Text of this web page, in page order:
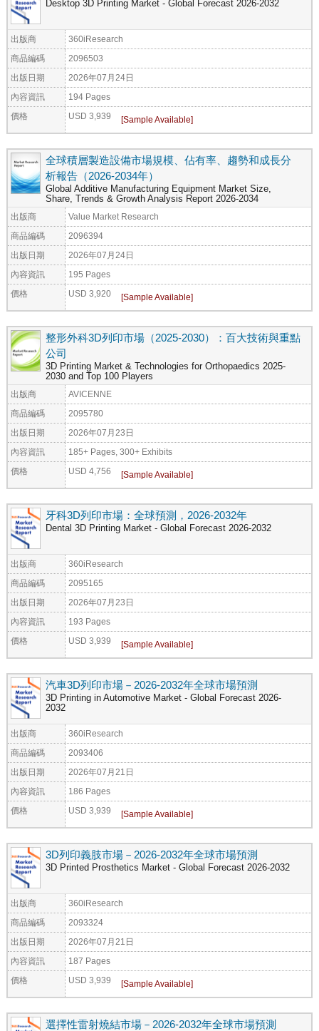
Desktop 3D Printing Market - Global Forecast 2026-2032
出版商 360iResearch
商品編碼 2096503
出版日期 2026年07月24日
內容資訊 194 Pages
價格 USD 3,939
全球積層製造設備市場規模、佔有率、趨勢和成長分
析報告（2026-2034年）
Global Additive Manufacturing Equipment Market Size,
Share, Trends & Growth Analysis Report 2026-2034
出版商 Value Market Research
商品編碼 2096394
出版日期 2026年07月24日
內容資訊 195 Pages
價格 USD 3,920
整形外科3D列印市場（2025-2030）：百大技術與重點
公司
3D Printing Market & Technologies for Orthopaedics 2025-
2030 and Top 100 Players
出版商 AVICENNE
商品編碼 2095780
出版日期 2026年07月23日
內容資訊 185+ Pages, 300+ Exhibits
價格 USD 4,756
牙科3D列印市場：全球預測，2026-2032年
Dental 3D Printing Market - Global Forecast 2026-2032
出版商 360iResearch
商品編碼 2095165
出版日期 2026年07月23日
內容資訊 193 Pages
價格 USD 3,939
汽車3D列印市場－2026-2032年全球市場預測
3D Printing in Automotive Market - Global Forecast 2026-
2032
出版商 360iResearch
商品編碼 2093406
出版日期 2026年07月21日
內容資訊 186 Pages
價格 USD 3,939
3D列印義肢市場－2026-2032年全球市場預測
3D Printed Prosthetics Market - Global Forecast 2026-2032
出版商 360iResearch
商品編碼 2093324
出版日期 2026年07月21日
內容資訊 187 Pages
價格 USD 3,939
選擇性雷射燒結市場－2026-2032年全球市場預測